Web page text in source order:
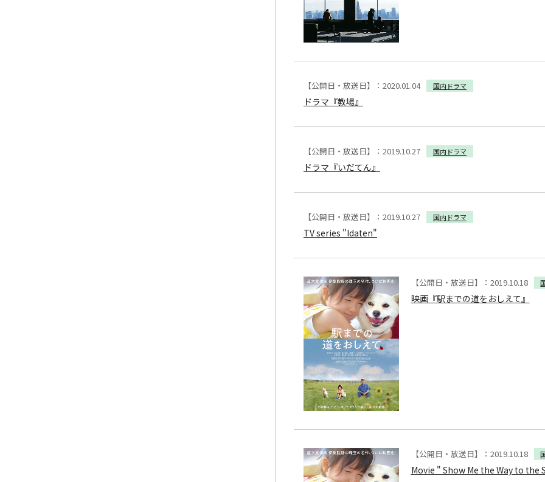
【公開日・放送日】：2020.01.04 国内ドラマ
ドラマ『教場』
【公開日・放送日】：2019.10.27 国内ドラマ
ドラマ『いだてん』
【公開日・放送日】：2019.10.27 国内ドラマ
TV series "Idaten"
【公開日・放送日】：2019.10.18
映画『駅までの道をおしえて』
【公開日・放送日】：2019.10.18
Movie " Show Me the Way to the